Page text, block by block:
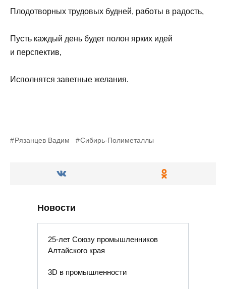
Плодотворных трудовых будней, работы в радость,
Пусть каждый день будет полон ярких идей
и перспектив,
Исполнятся заветные желания.
Рязанцев Вадим Сибирь-Полиметаллы
Новости
25-лет Союзу промышленников
Алтайского края
3D в промышленности